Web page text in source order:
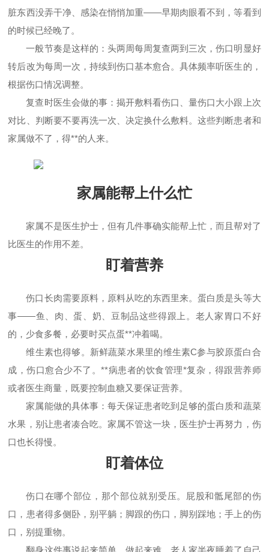
脏东西没弄干净、感染在悄悄加重——早期肉眼看不到，等看到
的时候已经晚了。
一般节奏是这样的：头两周每周复查两到三次，伤口明显好
转后改为每周一次，持续到伤口基本愈合。具体频率听医生的，
根据伤口情况调整。
复查时医生会做的事：揭开敷料看伤口、量伤口大小跟上次
对比、判断要不要再洗一次、决定换什么敷料。这些判断患者和
家属做不了，得**的人来。
家属能帮上什么忙
家属不是医生护士，但有几件事确实能帮上忙，而且帮对了
比医生的作用不差。
盯着营养
伤口长肉需要原料，原料从吃的东西里来。蛋白质是头等大
事——鱼、肉、蛋、奶、豆制品这些得跟上。老人家胃口不好
的，少食多餐，必要时买点蛋**冲着喝。
维生素也得够。新鲜蔬菜水果里的维生素C参与胶原蛋白合
成，伤口愈合少不了。**病患者的饮食管理*复杂，得跟营养师
或者医生商量，既要控制血糖又要保证营养。
家属能做的具体事：每天保证患者吃到足够的蛋白质和蔬菜
水果，别让患者凑合吃。家属不管这一块，医生护士再努力，伤
口也长得慢。
盯着体位
伤口在哪个部位，那个部位就别受压。屁股和骶尾部的伤
口，患者得多侧卧，别平躺；脚跟的伤口，脚别踩地；手上的伤
口，别提重物。
翻身这件事说起来简单，做起来难。老人家半夜睡着了自己